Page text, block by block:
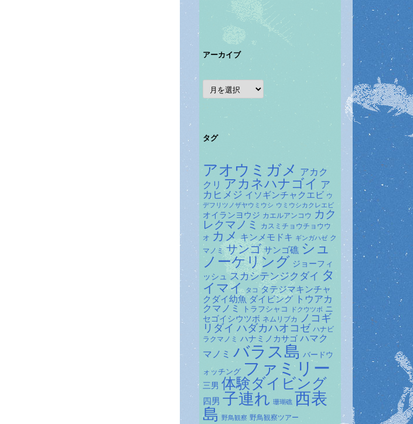
アーカイブ
ア
ー
カ
タグ
アオウミガメ
アカク
クリ アカネハナゴイ ア
カヒメジ イソギンチャクエビ ウ
デフリツノザヤウミウシ ウミウシカクレエビ
オイランヨウジ カエルアンコウ カク
レクマノミ
カスミチョウチョウウ
オ カメ キンメモドキ ギンガハゼ ク
マノミ サンゴ サンゴ礁 シュ
ノーケリング ジョーフィ
ッシュ スカシテンジクダイ タ
イマイ タコ タテジマキンチャ
クダイ幼魚 ダイビング トウアカ
クマノミ
トラフシャコ ドクウツボ
ニ
セゴイシウツボ ネムリブカ
ノコギ
リダイ ハダカハオコゼ ハナビ
ラクマノミ ハナミノカサゴ ハマク
マノミ バラス島 バードウ
ォッチング ファミリー
三男 体験ダイビング
四男 子連れ 珊瑚礁 西表
島
野鳥観察 野鳥観察ツアー